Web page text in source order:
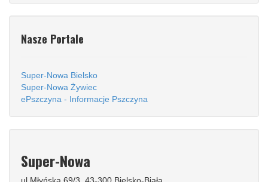
Nasze Portale
Super-Nowa Bielsko
Super-Nowa Żywiec
ePszczyna - Informacje Pszczyna
Super-Nowa